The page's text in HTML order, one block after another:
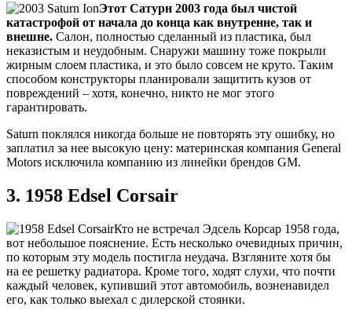
Этот Сатурн 2003 года был чистой
катастрофой от начала до конца как внутренне, так и
внешне. Салон, полностью сделанный из пластика, был
неказистым и неудобным. Снаружи машину тоже покрыли
жирным слоем пластика, и это было совсем не круто. Таким
способом конструкторы планировали защитить кузов от
повреждений – хотя, конечно, никто не мог этого
гарантировать.
Saturn поклялся никогда больше не повторять эту ошибку, но
заплатил за нее высокую цену: материнская компания General
Motors исключила компанию из линейки брендов GM.
3. 1958 Edsel Corsair
Кто не встречал Эдсель Корсар 1958 года,
вот небольшое пояснение. Есть несколько очевидных причин,
по которым эту модель постигла неудача. Взгляните хотя бы
на ее решетку радиатора. Кроме того, ходят слухи, что почти
каждый человек, купивший этот автомобиль, возненавидел
его, как только выехал с дилерской стоянки.